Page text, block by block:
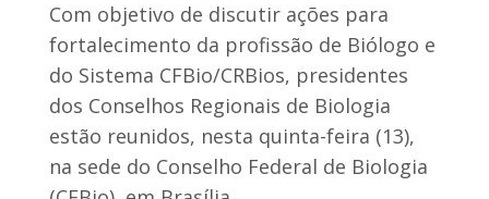
Com objetivo de discutir ações para
fortalecimento da profissão de Biólogo e
do Sistema CFBio/CRBios, presidentes
dos Conselhos Regionais de Biologia
estão reunidos, nesta quinta-feira (13),
na sede do Conselho Federal de Biologia